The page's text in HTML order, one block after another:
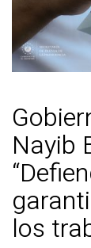
Nayib
los